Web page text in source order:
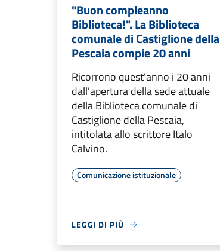
"Buon compleanno
Biblioteca!". La Biblioteca
comunale di Castiglione della
Pescaia compie 20 anni
Ricorrono quest'anno i 20 anni
dall'apertura della sede attuale
della Biblioteca comunale di
Castiglione della Pescaia,
intitolata allo scrittore Italo
Calvino.
Comunicazione istituzionale
LEGGI DI PIÙ